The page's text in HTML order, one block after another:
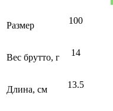
Размер 100
Вес брутто, г 14
Длина, см 13.5